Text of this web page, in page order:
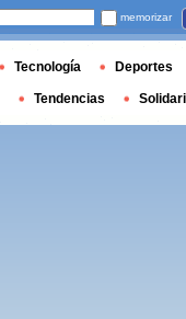
memorizar
Tecnología Deportes
Tendencias